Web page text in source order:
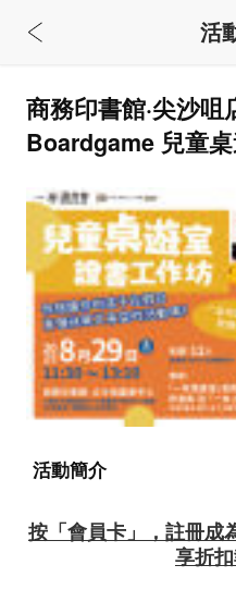
商務印書館·尖沙
Boardgame 兒童
活動簡介
按「會員卡」，註冊成
享折
活